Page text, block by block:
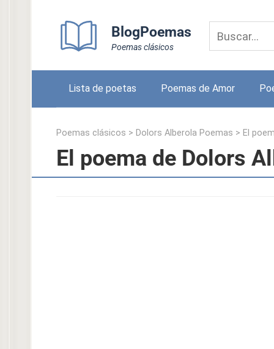
BlogPoemas
Poemas clásicos
Lista de poetas Poemas de Amor
Poemas clásicos > Dolors Alberola Poemas > El
El poema de Dolors